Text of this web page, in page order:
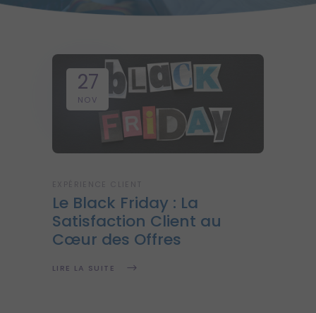
27
NOV
Le Black Friday : La
Satisfaction Client au
Cœur des Offres
LIRE LA SUITE